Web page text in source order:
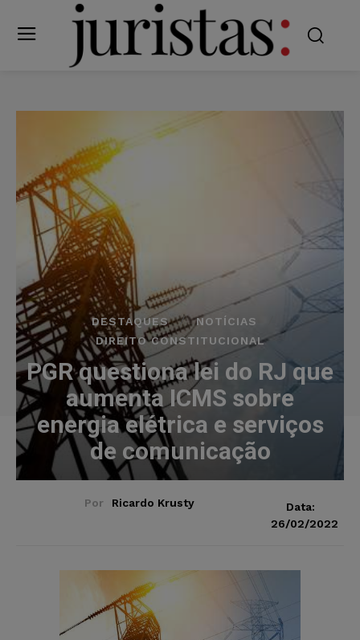
DESTAQUES
NOTÍCIAS
DIREITO CONSTITUCIONAL
PGR questiona lei do RJ que
aumenta ICMS sobre
energia elétrica e serviços
de comunicação
Por Ricardo Krusty
Data:
26/02/2022